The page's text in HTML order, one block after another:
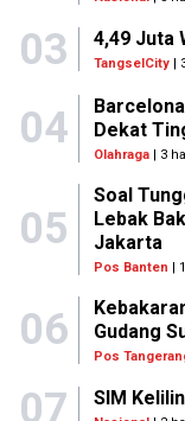
03 4,49 Juta
TangselCity |
04
Dekat
Olahraga| 3
05
Soal
Lebak
Jakarta
Pos Banten |
06
Gudang
Pos
07 SIM